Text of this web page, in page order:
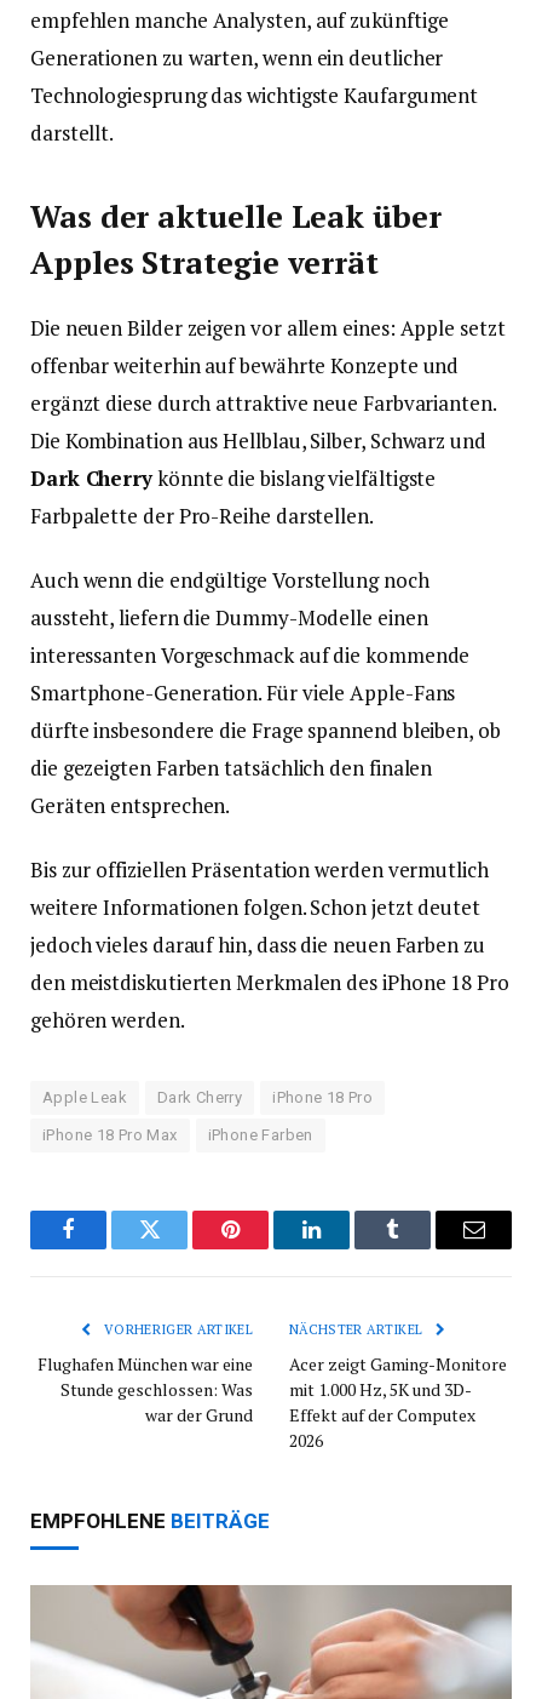
empfehlen manche Analysten, auf zukünftige
Generationen zu warten, wenn ein deutlicher
Technologiesprung das wichtigste Kaufargument
darstellt.
Was der aktuelle Leak über
Apples Strategie verrät
Die neuen Bilder zeigen vor allem eines: Apple setzt
offenbar weiterhin auf bewährte Konzepte und
ergänzt diese durch attraktive neue Farbvarianten.
Die Kombination aus Hellblau, Silber, Schwarz und
Dark Cherrykönnte die bislang vielfältigste
Farbpalette der Pro-Reihe darstellen.
Auch wenn die endgültige Vorstellung noch
aussteht, liefern die Dummy-Modelle einen
interessanten Vorgeschmack auf die kommende
Smartphone-Generation. Für viele Apple-Fans
dürfte insbesondere die Frage spannend bleiben, ob
die gezeigten Farben tatsächlich den finalen
Geräten entsprechen.
Bis zur offiziellen Präsentation werden vermutlich
weitere Informationen folgen. Schon jetzt deutet
jedoch vieles darauf hin, dass die neuen Farben zu
den meistdiskutierten Merkmalen des iPhone 18 Pro
gehören werden.
Apple Leak Dark Cherry iPhone 18 Pro
iPhone 18 Pro Max iPhone Farben
FacebookTwitter Pinterest LinkedInTumblr
E-
VORHERIGER ARTIKEL
Flughafen München war eine
Stunde geschlossen: Was
war der Grund
NÄCHSTER ARTIKEL
Acer zeigt Gaming-Monitore
mit 1.000 Hz, 5K und 3D-
Effekt auf der Computex
2026
EMPFOHLENE BEITRÄGE